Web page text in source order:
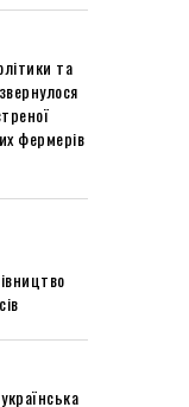
та
фермерів